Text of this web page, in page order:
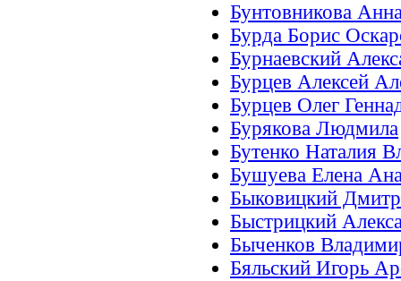
Бунтовникова
Бурда Борис
Бурнаевский
Бурцев Алексей
Бурцев Олег
Бурякова Людмила
Бутенко Наталия
Бушуева Елена
Быковицкий
Быстрицкий
Быченков
Бяльский Игорь